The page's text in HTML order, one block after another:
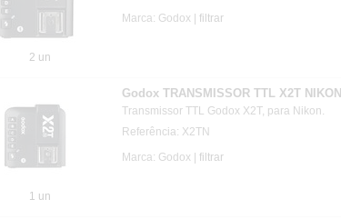
2 un
Marca: Godox | filtrar
1 un
Godox TRANSMISSOR TTL X2T NIKON
Transmissor TTL Godox X2T, para Nikon.
Referência: X2TN
Marca: Godox | filtrar